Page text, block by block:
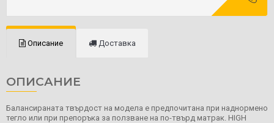
Описание Доставка
ОПИСАНИЕ
Балансираната твърдост на модела е предпочитана при наднормено
тегло или при препоръка за ползване на по-твърд матрак. HIGH